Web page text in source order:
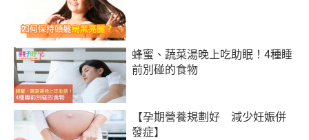
蜂蜜、蔬菜湯晚上吃助眠！4種睡
前別碰的食物
【孕期營養規劃好 減少妊娠併
發症】